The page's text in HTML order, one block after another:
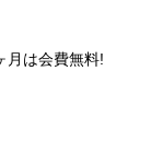
月は会費無料!